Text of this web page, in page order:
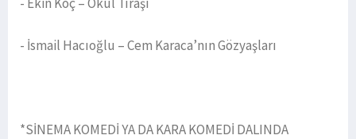
- İsmail Hacıoğlu – Cem Karaca’nın Gözyaşları
*SİNEMA KOMEDİ YA DA KARA KOMEDİ DALINDA